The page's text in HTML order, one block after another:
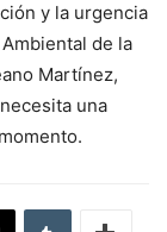
y la urgencia
de la
Martínez,
una